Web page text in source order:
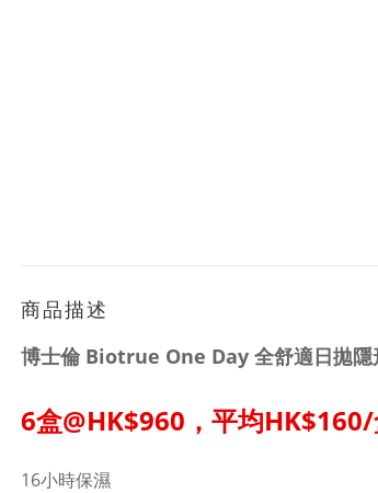
商品描述
博士倫 Biotrue One Day 全舒適日拋
6盒@HK$960，平均
16小時保濕